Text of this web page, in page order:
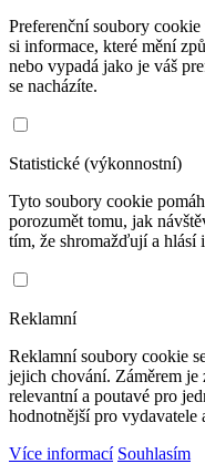
Preferenční soubory
si informace, které mění
nebo vypadá jako je váš
se nacházíte.
Statistické (výkonnostní)
Tyto soubory cookie
porozumět tomu, jak
tím, že shromažďují a hlásí
Reklamní
Reklamní soubory cookie
jejich chování. Záměrem je
relevantní a poutavé pro
hodnotnější pro vydavatele
Více informací Souhlasím